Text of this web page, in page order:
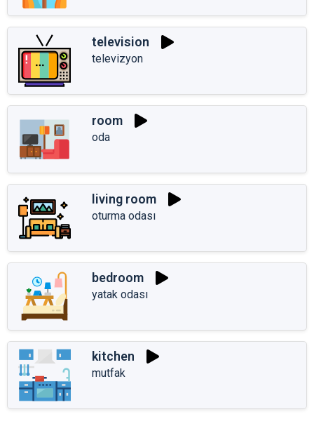
television
televizyon
room
oda
living room
oturma odası
bedroom
yatak odası
kitchen
mutfak